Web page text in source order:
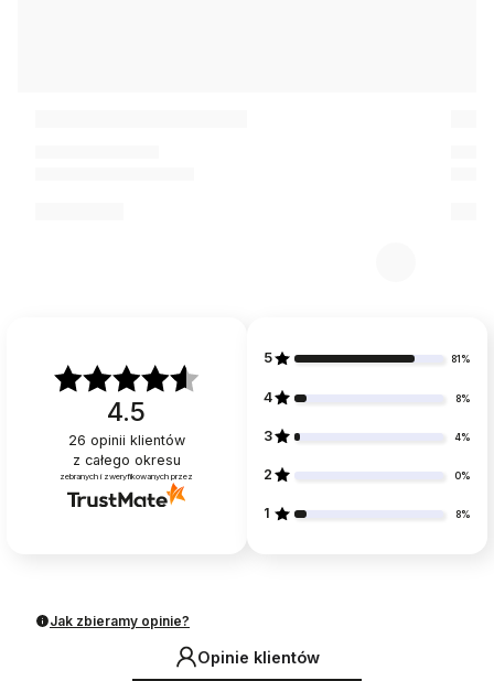
4.5
26 opinii klientów
z całego okresu
zebranych i zweryfikowanych przez
5 81%
4 8%
3 4%
2 0%
1 8%
Jak zbieramy opinie?
Opinie klientów